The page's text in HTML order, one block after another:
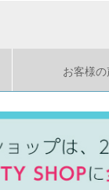
お客様の